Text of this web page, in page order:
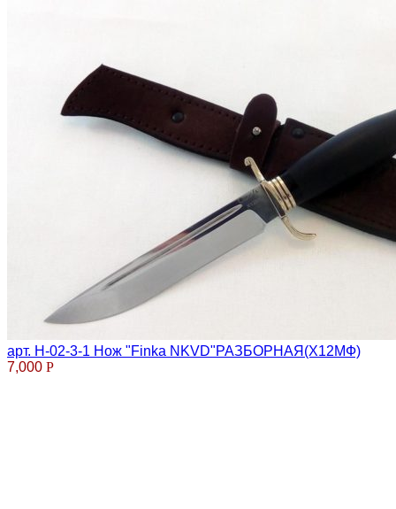
арт. Н-02-3-1 Нож "Finka NKVD"РАЗБОРНАЯ(Х12МФ)
7,000 Р